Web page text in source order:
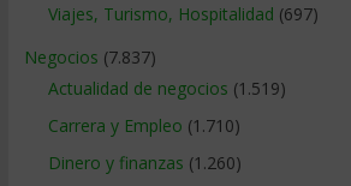
Viajes, Turismo, Hospitalidad (697)
Negocios (7.837)
Actualidad de negocios (1.519)
Carrera y Empleo (1.710)
Dinero y finanzas (1.260)